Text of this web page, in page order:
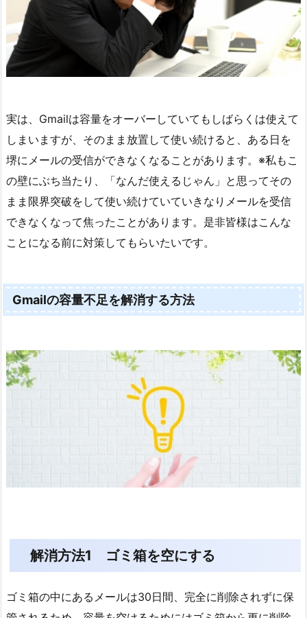
実は、Gmailは容量をオーバーしていてもしばらくは使えて
しまいますが、そのまま放置して使い続けると、ある日を
堺にメールの受信ができなくなることがあります。※私もこ
の壁にぶち当たり、「なんだ使えるじゃん」と思ってその
まま限界突破をして使い続けていていきなりメールを受信
できなくなって焦ったことがあります。是非皆様はこんな
ことになる前に対策してもらいたいです。
Gmailの容量不足を解消する方法
解消方法1 ゴミ箱を空にする
ゴミ箱の中にあるメールは30日間、完全に削除されずに保